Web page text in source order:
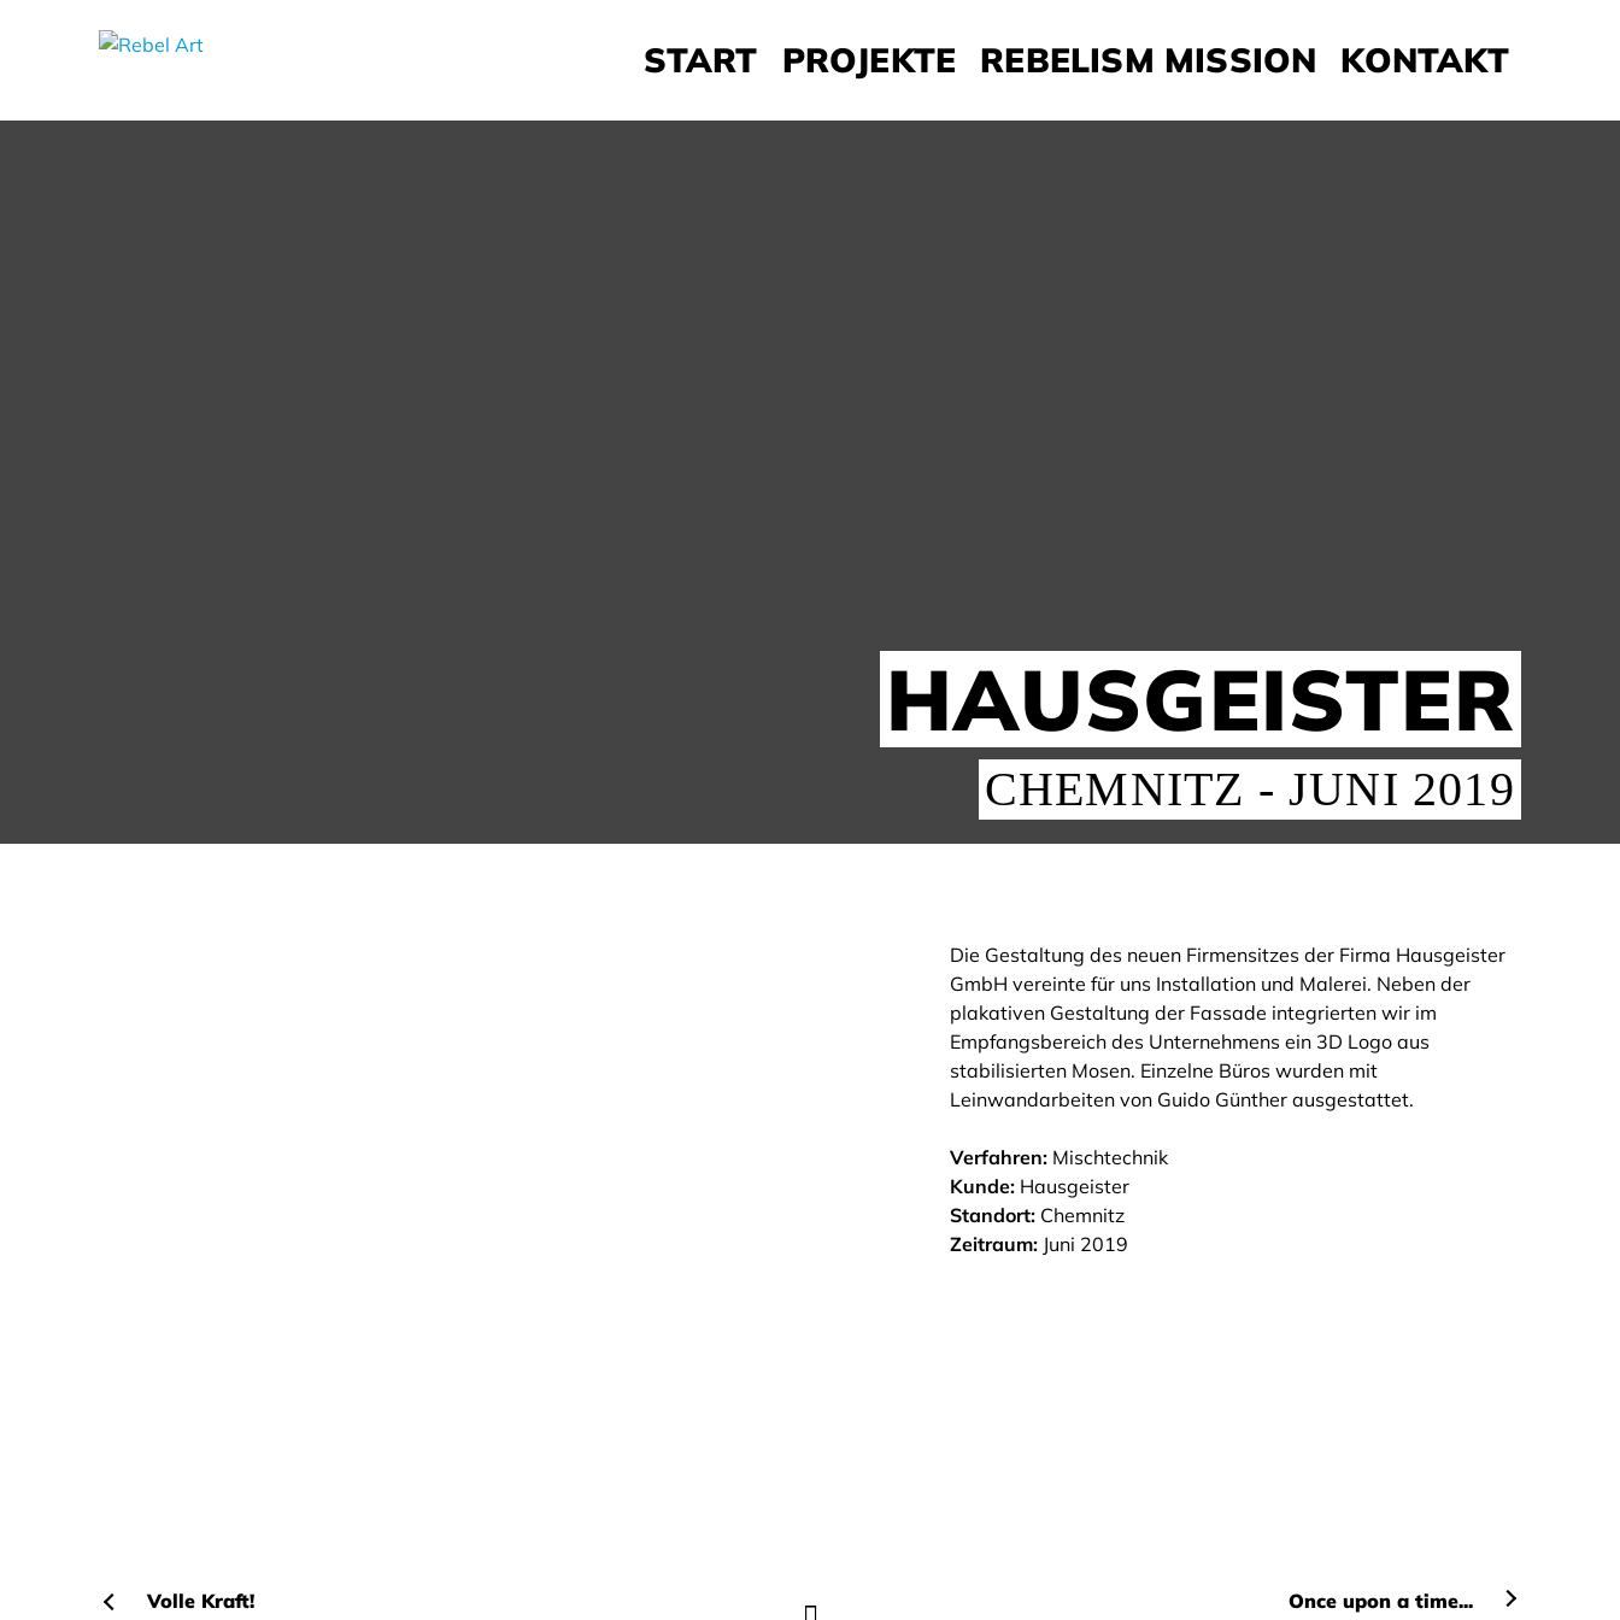
START PROJEKTE REBELISM MISSION KONTAKT
HAUSGEISTER
CHEMNITZ - JUNI 2019
Die Gestaltung des neuen Firmensitzes der Firma Hausgeister
GmbH vereinte für uns Installation und Malerei. Neben der
plakativen Gestaltung der Fassade integrierten wir im
Empfangsbereich des Unternehmens ein 3D Logo aus
stabilisierten Mosen. Einzelne Büros wurden mit
Leinwandarbeiten von Guido Günther ausgestattet.
Verfahren:Mischtechnik
Kunde:Hausgeister
Standort:Chemnitz
Zeitraum:Juni 2019
Volle Kraft! Once upon a time...